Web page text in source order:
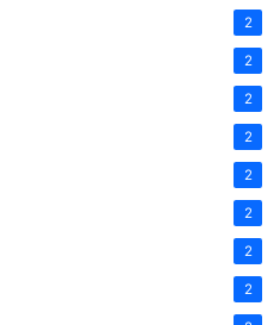
2
2
2
2
2
2
2
2